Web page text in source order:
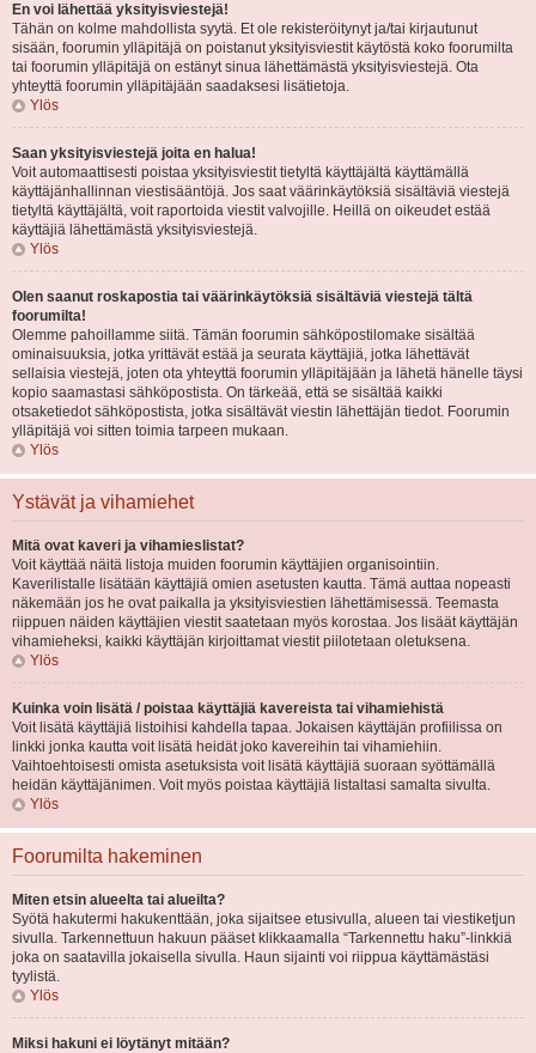
En voi lähettää yksityisviestejä!
Tähän on kolme mahdollista syytä. Et ole rekisteröitynyt ja/tai kirjautunut
sisään, foorumin ylläpitäjä on poistanut yksityisviestit käytöstä koko foorumilta
tai foorumin ylläpitäjä on estänyt sinua lähettämästä yksityisviestejä. Ota
yhteyttä foorumin ylläpitäjään saadaksesi lisätietoja.
Ylös
Saan yksityisviestejä joita en halua!
Voit automaattisesti poistaa yksityisviestit tietyltä käyttäjältä käyttämällä
käyttäjänhallinnan viestisääntöjä. Jos saat väärinkäytöksiä sisältäviä viestejä
tietyltä käyttäjältä, voit raportoida viestit valvojille. Heillä on oikeudet estää
käyttäjiä lähettämästä yksityisviestejä.
Ylös
Olen saanut roskapostia tai väärinkäytöksiä sisältäviä viestejä tältä
foorumilta!
Olemme pahoillamme siitä. Tämän foorumin sähköpostilomake sisältää
ominaisuuksia, jotka yrittävät estää ja seurata käyttäjiä, jotka lähettävät
sellaisia viestejä, joten ota yhteyttä foorumin ylläpitäjään ja lähetä hänelle täysi
kopio saamastasi sähköpostista. On tärkeää, että se sisältää kaikki
otsaketiedot sähköpostista, jotka sisältävät viestin lähettäjän tiedot. Foorumin
ylläpitäjä voi sitten toimia tarpeen mukaan.
Ylös
Ystävät ja vihamiehet
Mitä ovat kaveri ja vihamieslistat?
Voit käyttää näitä listoja muiden foorumin käyttäjien organisointiin.
Kaverilistalle lisätään käyttäjiä omien asetusten kautta. Tämä auttaa nopeasti
näkemään jos he ovat paikalla ja yksityisviestien lähettämisessä. Teemasta
riippuen näiden käyttäjien viestit saatetaan myös korostaa. Jos lisäät käyttäjän
vihamieheksi, kaikki käyttäjän kirjoittamat viestit piilotetaan oletuksena.
Ylös
Kuinka voin lisätä / poistaa käyttäjiä kavereista tai vihamiehistä
Voit lisätä käyttäjiä listoihisi kahdella tapaa. Jokaisen käyttäjän profiilissa on
linkki jonka kautta voit lisätä heidät joko kavereihin tai vihamiehiin.
Vaihtoehtoisesti omista asetuksista voit lisätä käyttäjiä suoraan syöttämällä
heidän käyttäjänimen. Voit myös poistaa käyttäjiä listaltasi samalta sivulta.
Ylös
Foorumilta hakeminen
Miten etsin alueelta tai alueilta?
Syötä hakutermi hakukenttään, joka sijaitsee etusivulla, alueen tai viestiketjun
sivulla. Tarkennettuun hakuun pääset klikkaamalla “Tarkennettu haku”-linkkiä
joka on saatavilla jokaisella sivulla. Haun sijainti voi riippua käyttämästäsi
tyylistä.
Ylös
Miksi hakuni ei löytänyt mitään?